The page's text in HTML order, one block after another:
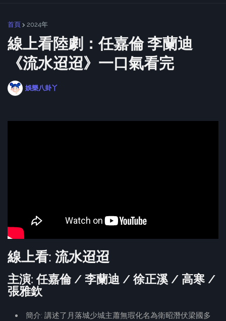
首頁 2024年
線上看陸劇：任嘉倫 李蘭迪
《流水迢迢》一口氣看完
娛樂八卦丫
線上看: 流水迢迢
主演: 任嘉倫 / 李蘭迪 / 徐正溪 / 高寒 /
張雅欽
簡介: 講述了月落城少城主蕭無瑕化名為衛昭潛伏梁國多